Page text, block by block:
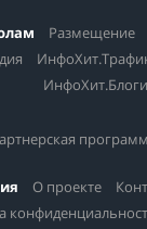
Размещение
ИнфоХит.Блоги
О проекте